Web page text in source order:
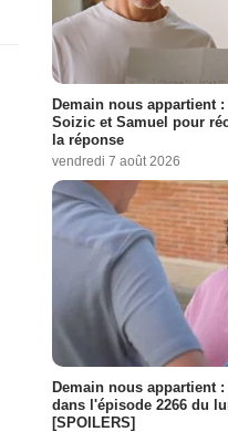
Demain nous appartient
Soizic et Samuel pour
la réponse
vendredi 7 août 2026
Demain nous appartient
dans l'épisode 2266 du
[SPOILERS]